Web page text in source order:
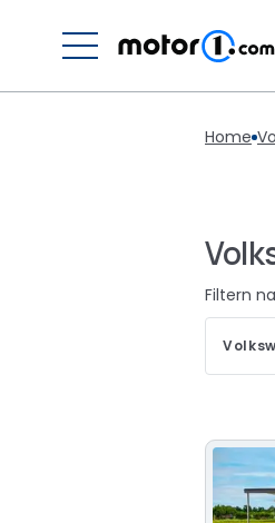
Home
Filtern